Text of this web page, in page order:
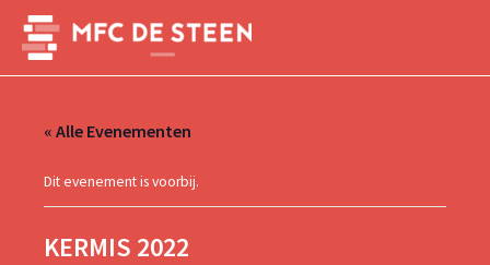
naar
inhoud
« Alle Evenementen
Dit evenement is voorbij.
KERMIS 2022